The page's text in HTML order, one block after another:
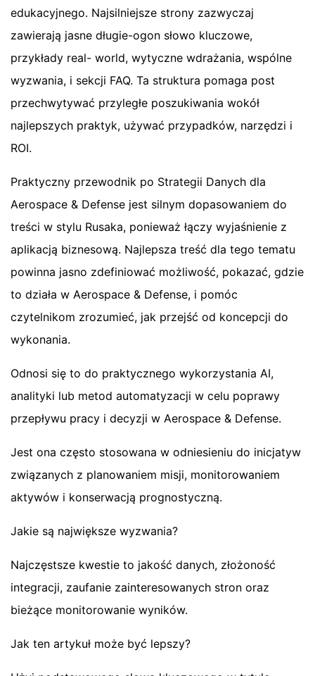
edukacyjnego. Najsilniejsze strony zazwyczaj
zawierają jasne długie-ogon słowo kluczowe,
przykłady real- world, wytyczne wdrażania, wspólne
wyzwania, i sekcji FAQ. Ta struktura pomaga post
przechwytywać przyległe poszukiwania wokół
najlepszych praktyk, używać przypadków, narzędzi i
ROI.
Praktyczny przewodnik po Strategii Danych dla
Aerospace & Defense jest silnym dopasowaniem do
treści w stylu Rusaka, ponieważ łączy wyjaśnienie z
aplikacją biznesową. Najlepsza treść dla tego tematu
powinna jasno zdefiniować możliwość, pokazać, gdzie
to działa w Aerospace & Defense, i pomóc
czytelnikom zrozumieć, jak przejść od koncepcji do
wykonania.
Odnosi się to do praktycznego wykorzystania AI,
analityki lub metod automatyzacji w celu poprawy
przepływu pracy i decyzji w Aerospace & Defense.
Jest ona często stosowana w odniesieniu do inicjatyw
związanych z planowaniem misji, monitorowaniem
aktywów i konserwacją prognostyczną.
Jakie są największe wyzwania?
Najczęstsze kwestie to jakość danych, złożoność
integracji, zaufanie zainteresowanych stron oraz
bieżące monitorowanie wyników.
Jak ten artykuł może być lepszy?